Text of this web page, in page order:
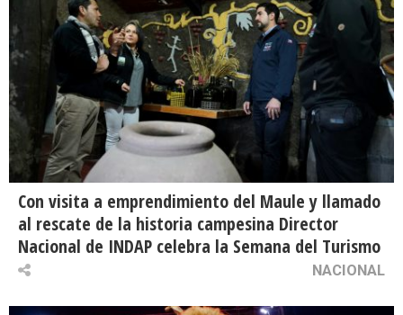
Con visita a emprendimiento del Maule y llamado
al rescate de la historia campesina Director
Nacional de INDAP celebra la Semana del Turismo
NACIONAL